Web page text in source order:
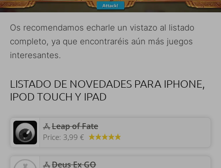
Os recomendamos echarle un vistazo al listado
completo, ya que encontraréis aún más juegos
interesantes.
LISTADO DE NOVEDADES PARA IPHONE,
IPOD TOUCH Y IPAD
‎Leap of Fate
Price: 3,99 €
‎Deus Ex GO